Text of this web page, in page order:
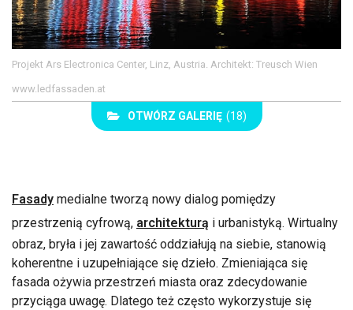
Projekt Ars Electronica Center, Linz, Austria. Architekt: Treusch Wien
www.ledfassaden.at
OTWÓRZ GALERIĘ (18)
Fasady medialne tworzą nowy dialog pomiędzy
przestrzenią cyfrową, architekturą i urbanistyką. Wirtualny
obraz, bryła i jej zawartość oddziałują na siebie, stanowią
koherentne i uzupełniające się dzieło. Zmieniająca się
fasada ożywia przestrzeń miasta oraz zdecydowanie
przyciąga uwagę. Dlatego też często wykorzystuje się